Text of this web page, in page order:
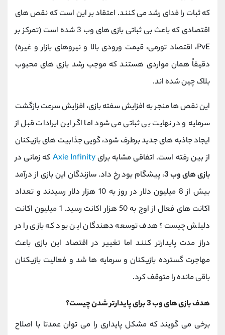
که ثبات را فدای رشد می کنند. اعتقاد بر این است که نقص های
اقتصادی که باعث بی ثباتی بازی های وب 3 شده است (تمرکز بر
PvE، اقتصاد تورمی، قیمت ورودی بالا و نیروهای بازار و غیره)
دقیقاً همان مواردی هستند که موجب رشد بازی های محبوب
بلاک چین شده اند.
این نقص ها منجر به افزایش سفته بازی، افزایش سرعت بازگشت
سرمایه و در نهایت بی ثباتی می شود اما اگر این ایرادات قبل از
ایجاد جاذبه های جدید برطرف شود، گویی جذابیت های بازیکنان
از بین رفته است. اتفاقی مشابه برایAxie Infinity که زمانی در
بازی های وب 3 ، پیشگام بود رخ داد. سازندگان این بازی از درآمد
بیش از 8 میلیون دلار در روز به 10 هزار دلار رسیدند و تعداد
اکانت های فعال از اوج به 50 هزار اکانت رسید. 1 میلیون اکانت
دلیلش چیست؟ هدف توسعه دهندگان این بود که بازی را در
دراز مدت پایدارتر کنند اما تغییر در اقتصاد این بازی باعث
مهاجرت گسترده بازیکنان و سرمایه ها شد و فعالیت بازیکنان
باقی مانده را متوقف کرد.
هدف بازی های وب 3 برای پایدارتر شدن چیست؟
برخی می گویند که مشکل پایداری را می توان عمدتا با اصلاح